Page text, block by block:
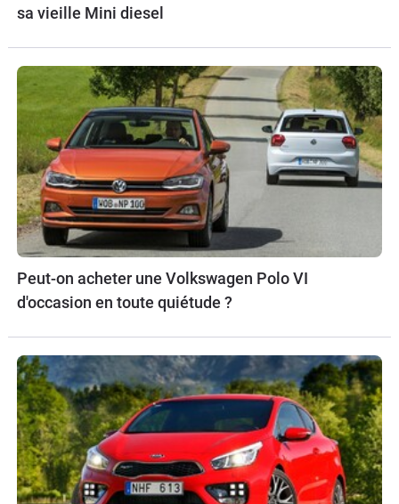
sa vieille Mini diesel
Peut-on acheter une Volkswagen Polo VI
d'occasion en toute quiétude ?